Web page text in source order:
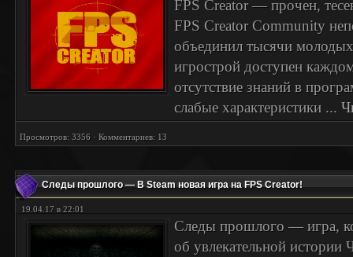
FPS Creator — прочен,
FPS Creator Community
объединил тысячи
игрострой доступен
отсутствие знаний в
слабые характеристики ...
Просмотров: 3356 · Комментариев: 13
Следы прошлого — В Steam новая игра на FPS Creator!
19.04.17 в 22:01
Следы прошлого — игра,
об увлекательной истории